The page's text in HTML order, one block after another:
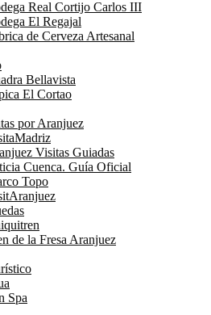
Real Cortijo Carlos III
El Regajal
de Cerveza Artesanal
Bellavista
El Cortao
por Aranjuez
Visitas Guiadas
Cuenca. Guía Oficial
Topo
de la Fresa Aranjuez
Spa